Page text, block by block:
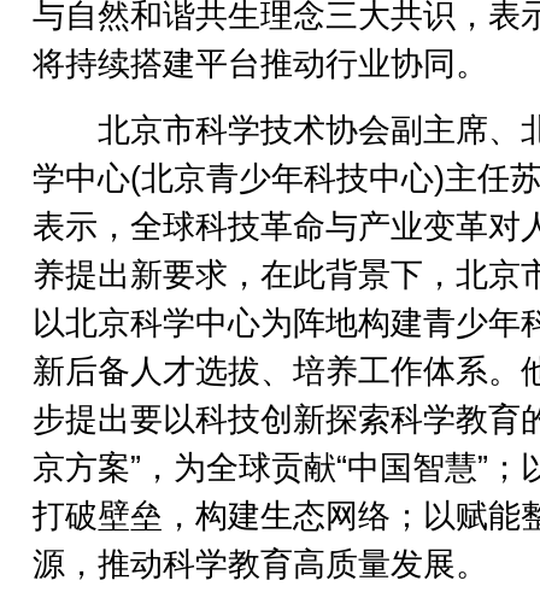
与自然和谐共生理念三大共识，表
将持续搭建平台推动行业协同。
北京市科学技术协会副主席、
学中心(北京青少年科技中心)主任
表示，全球科技革命与产业变革对
养提出新要求，在此背景下，北京
以北京科学中心为阵地构建青少年
新后备人才选拔、培养工作体系。
步提出要以科技创新探索科学教育
京方案”，为全球贡献“中国智慧”；
打破壁垒，构建生态网络；以赋能
源，推动科学教育高质量发展。